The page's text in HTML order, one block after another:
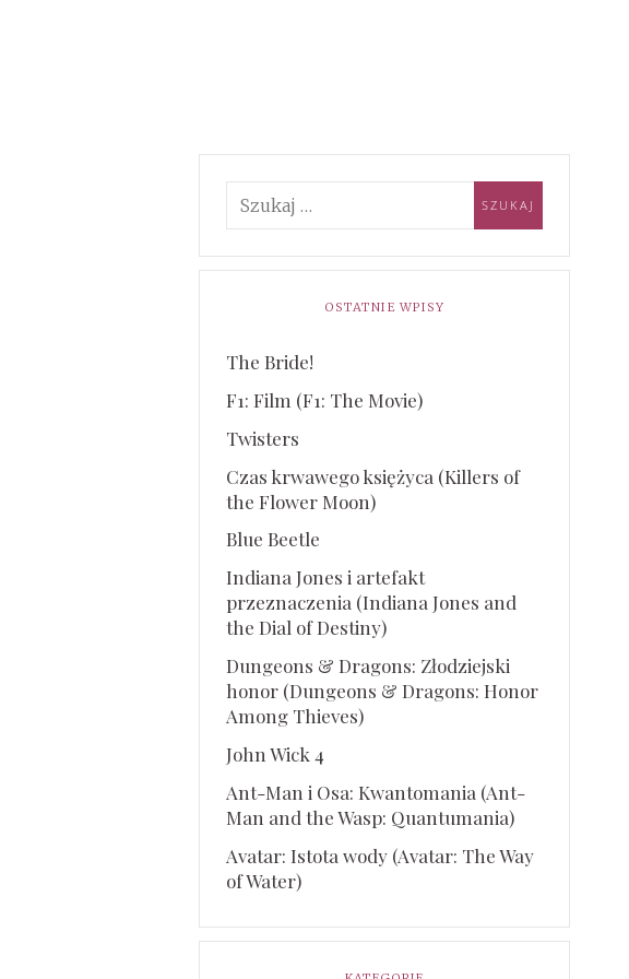
OSTATNIE WPISY
The Bride!
F1: Film (F1: The Movie)
Twisters
Czas krwawego księżyca (Killers of
the Flower Moon)
Blue Beetle
Indiana Jones i artefakt
przeznaczenia (Indiana Jones and
the Dial of Destiny)
Dungeons & Dragons: Złodziejski
honor (Dungeons & Dragons: Honor
Among Thieves)
John Wick 4
Ant-Man i Osa: Kwantomania (Ant-
Man and the Wasp: Quantumania)
Avatar: Istota wody (Avatar: The Way
of Water)